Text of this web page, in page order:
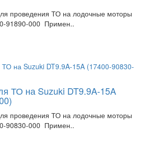
проведения ТО на лодочные моторы
91890-000 Примен..
ТО на Suzuki DT9.9A-15A
проведения ТО на лодочные моторы
90830-000 Примен..